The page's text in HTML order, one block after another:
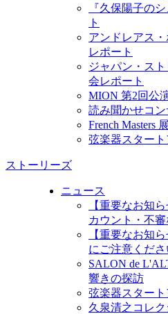
『久保陽子の
ト
アンドレアス
レポート
ジャパン・ス
会レポート
MION 第2回公
読み聞かせコ
French Masters
弦楽器スター
ストーリーズ
ニュース
【重要なお知
カウント・不
【重要なお知
にご注意くださ
SALON de
響きの探訪
弦楽器スター
久泉清之コレ